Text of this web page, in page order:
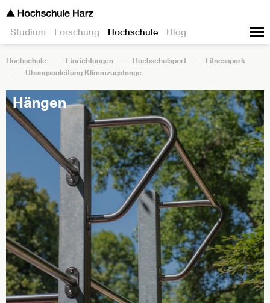
Studium Forschung Hochschule Blog
Hochschule Einrichtungen Hochschulsport
Fitnesspark
Übungsanleitung Klimmzugstange
Hängen